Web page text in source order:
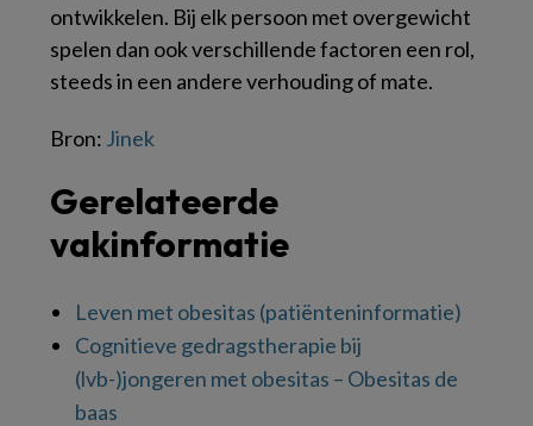
ontwikkelen. Bij elk persoon met overgewicht
spelen dan ook verschillende factoren een rol,
steeds in een andere verhouding of mate.
Bron: Jinek
Gerelateerde
vakinformatie
Leven met obesitas (patiënteninformatie)
Cognitieve gedragstherapie bij
(lvb-)jongeren met obesitas – Obesitas de
baas